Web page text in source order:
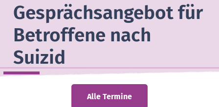
Gesprächsangebot für
Betroffene nach
Suizid
Alle Termine